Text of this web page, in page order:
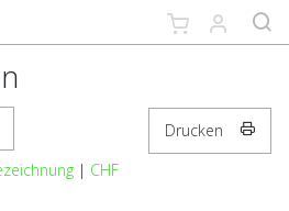
Drucken
| CHF